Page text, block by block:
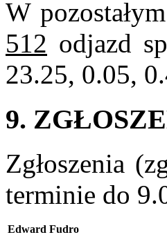
W
512 odjazd
23.25, 0.05,
9.
Zgłoszenia
terminie do
Edward Fudro